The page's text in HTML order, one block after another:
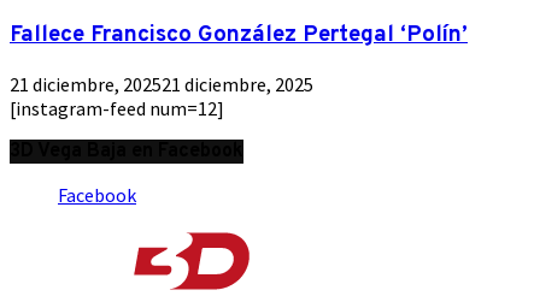
Fallece Francisco González Pertegal ‘Polín’
21 diciembre, 202521 diciembre, 2025
[instagram-feed num=12]
Facebook